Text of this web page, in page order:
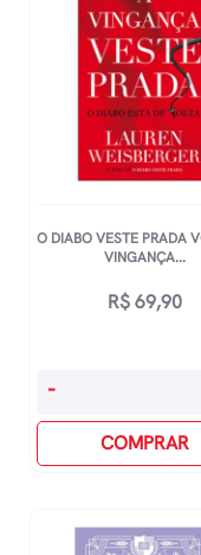
O DIABO VESTE PRADA
VINGANÇA...
R$69,90
O
Prada
-
COMPRAR